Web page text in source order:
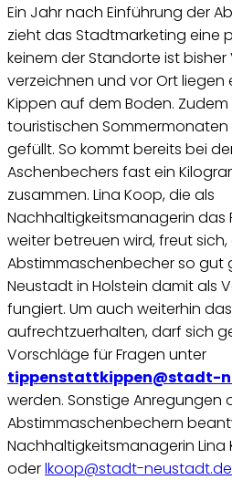
Ein Jahr nach Einführung der
zieht das Stadtmarketing eine
keinem der Standorte ist bisher
verzeichnen und vor Ort liegen
Kippen auf dem Boden.
touristischen
gefüllt. So kommt bereits bei
Aschenbechers fast ein
zusammen. Lina Koop, die als
Nachhaltigkeitsmanagerin das
weiter betreuen wird, freut
Abstimmaschenbecher so gut
Neustadt in Holstein damit als
fungiert. Um auch weiterhin
aufrechtzuerhalten, darf sich
Vorschläge für Fragen unter
tippenstattkippen@stadt-
werden. Sonstige Anregungen
Abstimmaschenbechern
Nachhaltigkeitsmanagerin Lina
oderlkoop@stadt-neustadt.de